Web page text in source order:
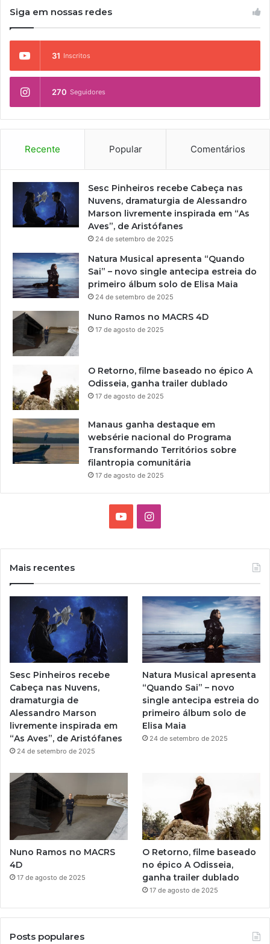
Siga em nossas redes
31 Inscritos
270 Seguidores
Recente Popular Comentários
Sesc Pinheiros recebe Cabeça nas
Nuvens, dramaturgia de Alessandro
Marson livremente inspirada em “As
Aves”, de Aristófanes
24 de setembro de 2025
Natura Musical apresenta “Quando
Sai” – novo single antecipa estreia do
primeiro álbum solo de Elisa Maia
24 de setembro de 2025
Nuno Ramos no MACRS 4D
17 de agosto de 2025
O Retorno, filme baseado no épico A
Odisseia, ganha trailer dublado
17 de agosto de 2025
Manaus ganha destaque em
websérie nacional do Programa
Transformando Territórios sobre
filantropia comunitária
17 de agosto de 2025
e
I
g
r
a
m
Mais recentes
Sesc Pinheiros recebe
Cabeça nas Nuvens,
dramaturgia de
Alessandro Marson
livremente inspirada em
“As Aves”, de Aristófanes
24 de setembro de 2025
Natura Musical apresenta
“Quando Sai” – novo
single antecipa estreia do
primeiro álbum solo de
Elisa Maia
24 de setembro de 2025
Nuno Ramos no MACRS
4D
17 de agosto de 2025
O Retorno, filme baseado
no épico A Odisseia,
ganha trailer dublado
17 de agosto de 2025
Posts populares